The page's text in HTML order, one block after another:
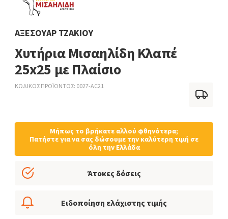
ΑΞΕΣΟΥΆΡ ΤΖΑΚΙΟΎ
Χυτήρια Μισαηλίδη Κλαπέ
25x25 με Πλαίσιο
ΚΩΔΙΚΟΣ ΠΡΟΪΟΝΤΟΣ 0027-AC21
Μήπως το βρήκατε αλλού φθηνότερα;
Πατήστε για να σας δώσουμε την καλύτερη τιμή σε
όλη την Ελλάδα
Άτοκες δόσεις
Ειδοποίηση ελάχιστης τιμής